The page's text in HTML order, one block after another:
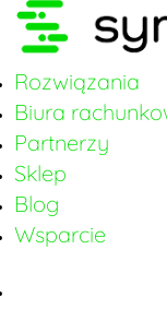
Rozwiązania
Biura
Partnerzy
Sklep
Blog
Wsparcie